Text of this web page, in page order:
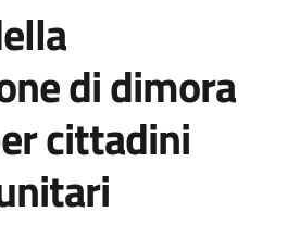
di dimora
cittadini